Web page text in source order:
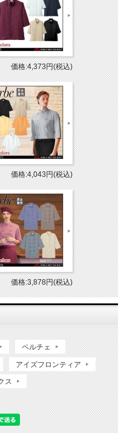
価格:4,373円(税込)
価格:4,043円(税込)
価格:3,878円(税込)
ペルチェ
アイズフロンティア
ス